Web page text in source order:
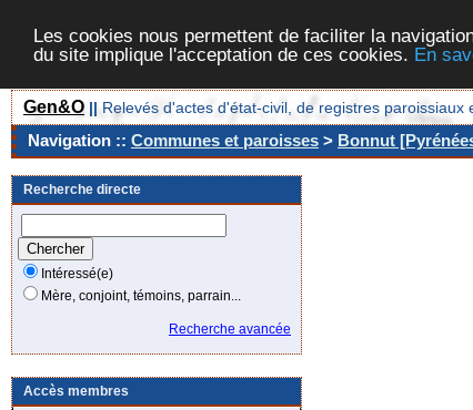
Les cookies nous permettent de faciliter la
du site implique l'acceptation de ces cookies. En
Gen&O || Relevés d'actes d'état-civil, de registres
Navigation :: Communes et paroisses > Bonnut
Recherche directe
Intéressé(e)
Mère, conjoint, témoins, parrain...
Recherche avancée
Accès membres